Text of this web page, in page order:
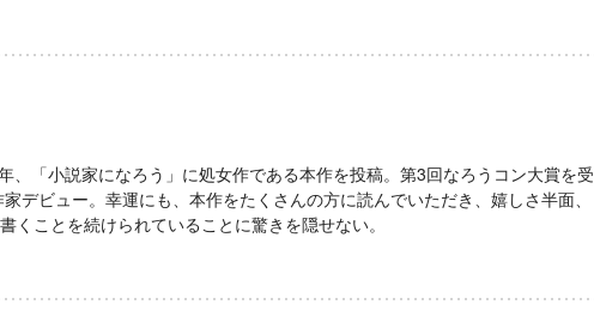
「小説家になろう」に処女作である本作を投稿。第3回なろうコン大賞を受
デビュー。幸運にも、本作をたくさんの方に読んでいただき、嬉しさ半面、
ことを続けられていることに驚きを隠せない。